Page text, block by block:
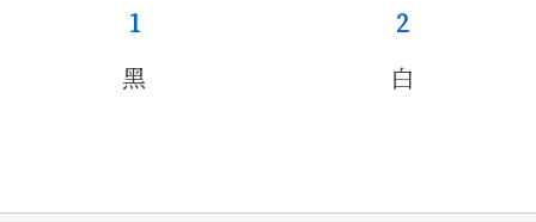
作品集
1
黑
2
白